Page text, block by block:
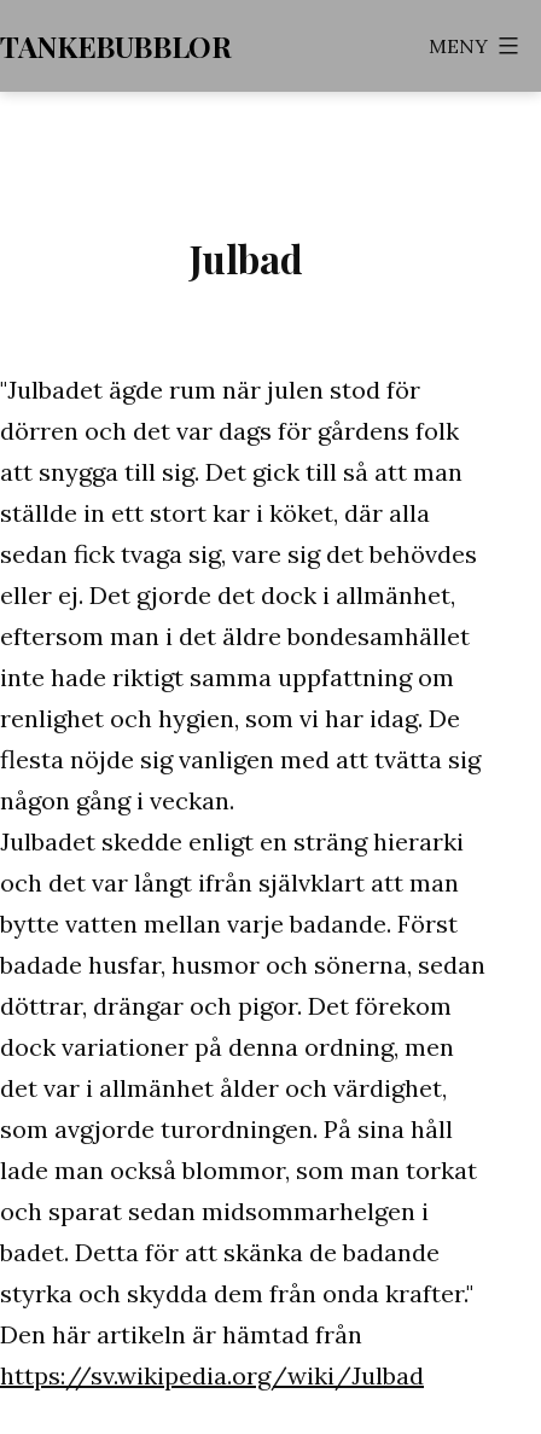
till
innehåll
TANKEBUBBLOR MENY
Julbad
"Julbadet ägde rum när julen stod för
dörren och det var dags för gårdens folk
att snygga till sig. Det gick till så att man
ställde in ett stort kar i köket, där alla
sedan fick tvaga sig, vare sig det behövdes
eller ej. Det gjorde det dock i allmänhet,
eftersom man i det äldre bondesamhället
inte hade riktigt samma uppfattning om
renlighet och hygien, som vi har idag. De
flesta nöjde sig vanligen med att tvätta sig
någon gång i veckan.
Julbadet skedde enligt en sträng hierarki
och det var långt ifrån självklart att man
bytte vatten mellan varje badande. Först
badade husfar, husmor och sönerna, sedan
döttrar, drängar och pigor. Det förekom
dock variationer på denna ordning, men
det var i allmänhet ålder och värdighet,
som avgjorde turordningen. På sina håll
lade man också blommor, som man torkat
och sparat sedan midsommarhelgen i
badet. Detta för att skänka de badande
styrka och skydda dem från onda krafter."
Den här artikeln är hämtad från
https://sv.wikipedia.org/wiki/Julbad